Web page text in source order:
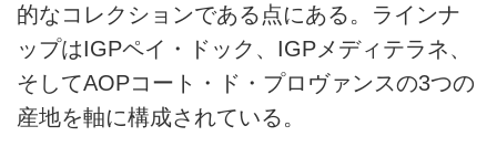
的なコレクションである点にある。ラインナ
ップはIGPペイ・ドック、IGPメディテラネ、
そしてAOPコート・ド・プロヴァンスの3つの
産地を軸に構成されている。